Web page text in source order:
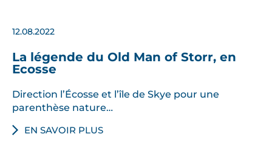
12.08.2022
La légende du Old Man of Storr, en
Ecosse
Direction l’Écosse et l’île de Skye pour une
parenthèse nature…
EN SAVOIR PLUS